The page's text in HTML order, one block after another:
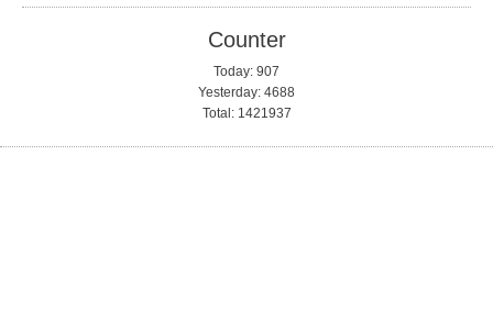
Counter
Today: 907
Yesterday: 4688
Total: 1421937